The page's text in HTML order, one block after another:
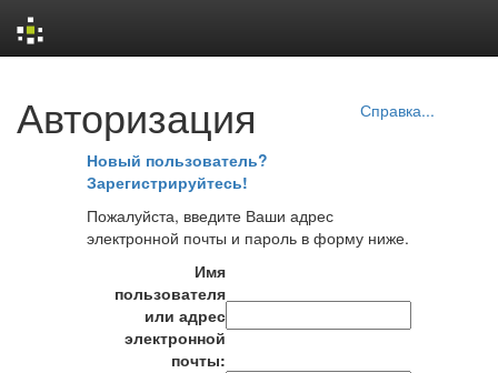
navigation
Авторизация Справка...
Новый пользователь?
Зарегистрируйтесь!
Пожалуйста, введите Ваши адрес
электронной почты и пароль в форму ниже.
Имя
пользователя
или адрес
электронной
почты: